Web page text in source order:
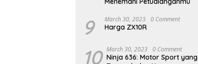
9 March 30, 2023 0 Comment
Harga ZX10R
10 March 30, 2023 0 Comment
Ninja 636: Motor Sport yang